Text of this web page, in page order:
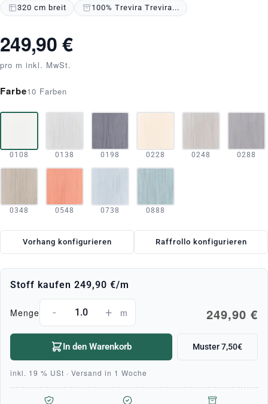
320 cm breit 100% Trevira Trevira...
249,90 €
pro m inkl. MwSt.
Farbe10 Farben
0108 0138 0198 0228 0248 0288
0348 0548 0738 0888
Vorhang konfigurieren Raffrollo konfigurieren
Stoff kaufen 249,90 €/m
Menge - + m 249,90 €
In den Warenkorb Muster 7,50€
inkl. 19 % USt · Versand in 1 Woche